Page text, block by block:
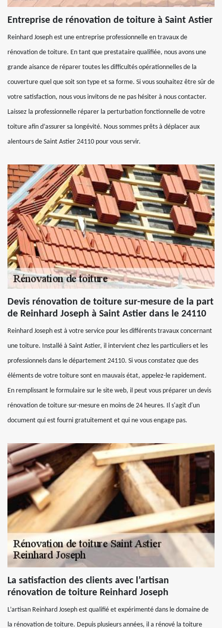
Entreprise de rénovation de toiture à Saint Astier
Reinhard Joseph est une entreprise professionnelle en travaux de
rénovation de toiture. En tant que prestataire qualifiée, nous avons une
grande aisance de réparer toutes les difficultés opérationnelles de la
couverture quel que soit son type et sa forme. Si vous souhaitez être sûr de
votre satisfaction, nous vous invitons de ne pas hésiter à nous contacter.
Laissez la professionnelle réparer la perturbation fonctionnelle de votre
toiture afin d’assurer sa longévité. Nous sommes prêts à déplacer aux
alentours de Saint Astier 24110 pour vous servir.
Devis rénovation de toiture sur-mesure de la part
de Reinhard Joseph à Saint Astier dans le 24110
Reinhard Joseph est à votre service pour les différents travaux concernant
une toiture. Installé à Saint Astier, il intervient chez les particuliers et les
professionnels dans le département 24110. Si vous constatez que des
éléments de votre toiture sont en mauvais état, appelez-le rapidement.
En remplissant le formulaire sur le site web, il peut vous préparer un devis
rénovation de toiture sur-mesure en moins de 24 heures. Il s'agit d'un
document qui est fourni gratuitement et qui ne vous engage pas.
La satisfaction des clients avec l’artisan
rénovation de toiture Reinhard Joseph
L’artisan Reinhard Joseph est qualifié et expérimenté dans le domaine de
la rénovation de toiture. Depuis plusieurs années, il a rénové la toiture